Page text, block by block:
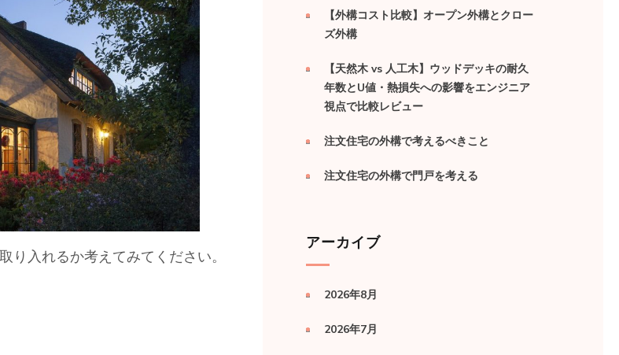
入れるか考えてみてください。
【外構コスト比較】オープン外構とクロー
ズ外構
【天然木 vs 人工木】ウッドデッキの耐久
年数とU値・熱損失への影響をエンジニア
視点で比較レビュー
注文住宅の外構で考えるべきこと
注文住宅の外構で門戸を考える
アーカイブ
2026年8月
2026年7月